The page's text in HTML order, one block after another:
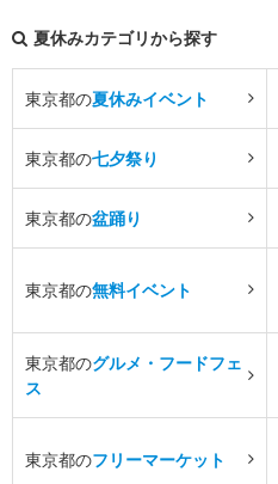
夏休みカテゴリから探す
東京都の夏休みイベント
東京都の七夕祭り
東京都の盆踊り
東京都の無料イベント
東京都のグルメ・フードフェ
ス
東京都のフリーマーケット